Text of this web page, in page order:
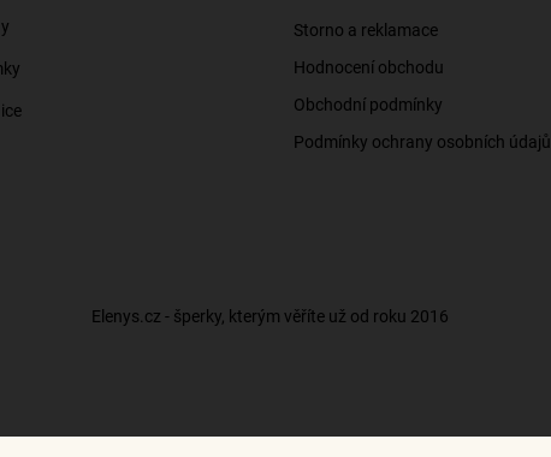
Storno a reklamace
Hodnocení obchodu
Obchodní podmínky
Podmínky ochrany osobních údajů
Elenys.cz - šperky, kterým věříte už od roku 2016